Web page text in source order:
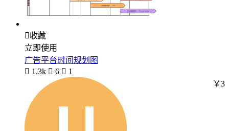
收藏
立即使用
广告平台时间规划图
 1.3k  6  1
￥3